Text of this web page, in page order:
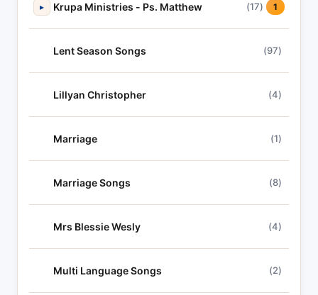
▸ Krupa Ministries - Ps. Matthew (17) 1
Lent Season Songs (97)
Lillyan Christopher (4)
Marriage (1)
Marriage Songs (8)
Mrs Blessie Wesly (4)
Multi Language Songs (2)